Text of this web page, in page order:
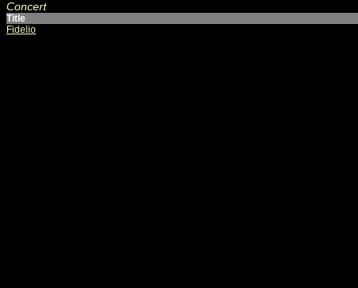
Concert
Title
Fidelio